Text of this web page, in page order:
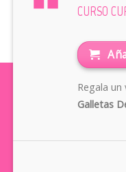
CURSO
Regala
Galletas